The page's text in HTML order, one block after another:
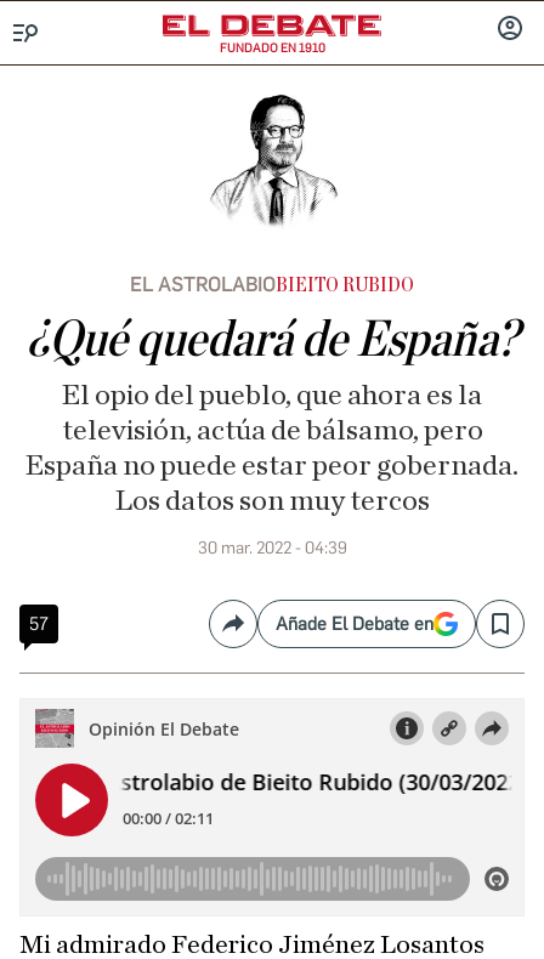
FUNDADO EN 1910
EL ASTROLABIO BIEITO RUBIDO
¿Qué quedará de España?
El opio del pueblo, que ahora es la
televisión, actúa de bálsamo, pero
España no puede estar peor gobernada.
Los datos son muy tercos
30 mar. 2022 - 04:39
57 CompartirAñade El Debate en Save
Mi admirado Federico Jiménez Losantos